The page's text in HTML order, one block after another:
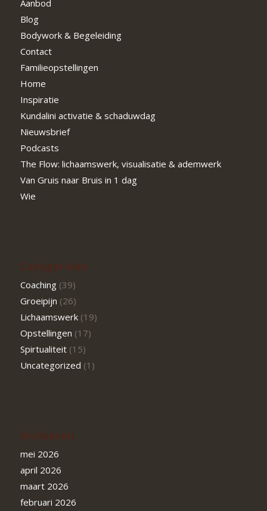
Aanbod
Blog
Bodywork & Begeleiding
Contact
Familieopstellingen
Home
Inspiratie
Kundalini activatie & schaduwdag
Nieuwsbrief
Podcasts
The Flow: lichaamswerk, visualisatie & ademwerk
Van Gruis naar Bruis in 1 dag
Wie
Categorieën
Coaching(39)
Groeipijn (26)
Lichaamswerk(19)
Opstellingen (17)
Spirtualiteit(15)
Uncategorized (1)
Archieven
mei 2026
april 2026
maart 2026
februari 2026